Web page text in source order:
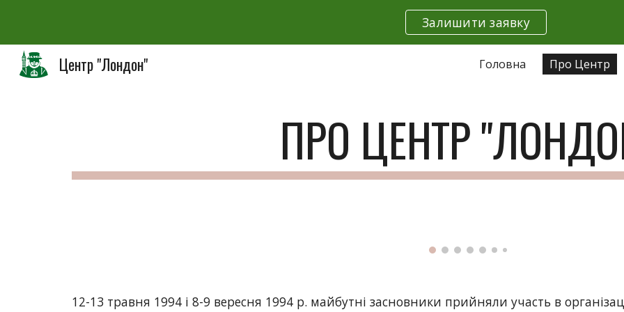
Залишити заявку
Центр "Лондон" Головна Про Центр
ПРО ЦЕНТР
12-13 травня 1994 і 8-9 вересня 1994 р. майбутні засновники прийняли участь в